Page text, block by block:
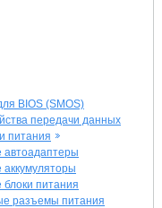
BIOS (SMOS)
передачи данных
питания
автоадаптеры
питания
разъемы питания